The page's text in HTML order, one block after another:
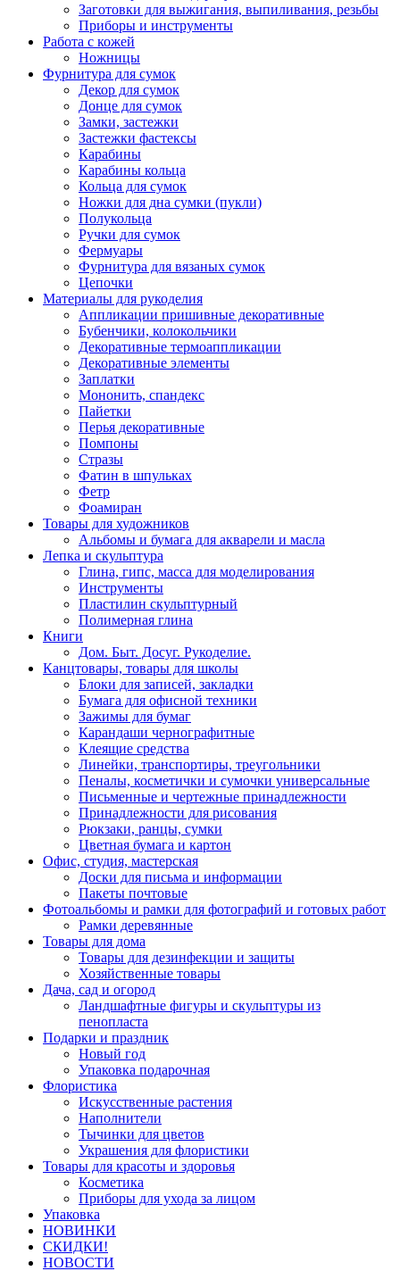
Заготовки для выжигания, выпиливания, резьбы
Приборы и инструменты
Работа с кожей
Ножницы
Фурнитура для сумок
Декор для сумок
Донце для сумок
Замки, застежки
Застежки фастексы
Карабины
Карабины кольца
Кольца для сумок
Ножки для дна сумки (пукли)
Полукольца
Ручки для сумок
Фермуары
Фурнитура для вязаных сумок
Цепочки
Материалы для рукоделия
Аппликации пришивные декоративные
Бубенчики, колокольчики
Декоративные термоаппликации
Декоративные элементы
Заплатки
Мононить, спандекс
Пайетки
Перья декоративные
Помпоны
Стразы
Фатин в шпульках
Фетр
Фоамиран
Товары для художников
Альбомы и бумага для акварели и масла
Лепка и скульптура
Глина, гипс, масса для моделирования
Инструменты
Пластилин скульптурный
Полимерная глина
Книги
Дом. Быт. Досуг. Рукоделие.
Канцтовары, товары для школы
Блоки для записей, закладки
Бумага для офисной техники
Зажимы для бумаг
Карандаши чернографитные
Клеящие средства
Линейки, транспортиры, треугольники
Пеналы, косметички и сумочки универсальные
Письменные и чертежные принадлежности
Принадлежности для рисования
Рюкзаки, ранцы, сумки
Цветная бумага и картон
Офис, студия, мастерская
Доски для письма и информации
Пакеты почтовые
Фотоальбомы и рамки для фотографий и готовых работ
Рамки деревянные
Товары для дома
Товары для дезинфекции и защиты
Хозяйственные товары
Дача, сад и огород
Ландшафтные фигуры и скульптуры из
пенопласта
Подарки и праздник
Новый год
Упаковка подарочная
Флористика
Искусственные растения
Наполнители
Тычинки для цветов
Украшения для флористики
Товары для красоты и здоровья
Косметика
Приборы для ухода за лицом
Упаковка
НОВИНКИ
СКИДКИ!
НОВОСТИ